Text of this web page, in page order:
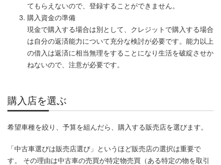
てもらえないので、登録することができません。
購入資金の準備
現金で購入する場合は別として、クレジットで購入する場合
は自分の返済能力について充分な検討が必要です。能力以上
の借入は返済に相当無理をすることになり生活を破綻させか
ねないので、注意が必要です。
購入店を選ぶ
希望車種を絞り、予算を組んだら、購入する販売店を選びます。
「中古車選びは販売店選び」というほど販売店の選択は重要で
す。 その理由は中古車の売買が特定物売買（ある特定の物を取引